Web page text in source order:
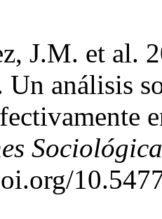
J.M. et al.
análisis